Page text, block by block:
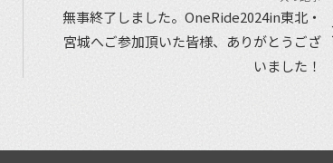
無事終了しました。OneRide2024in東北・
宮城へご参加頂いた皆様、ありがとうござ
いました！